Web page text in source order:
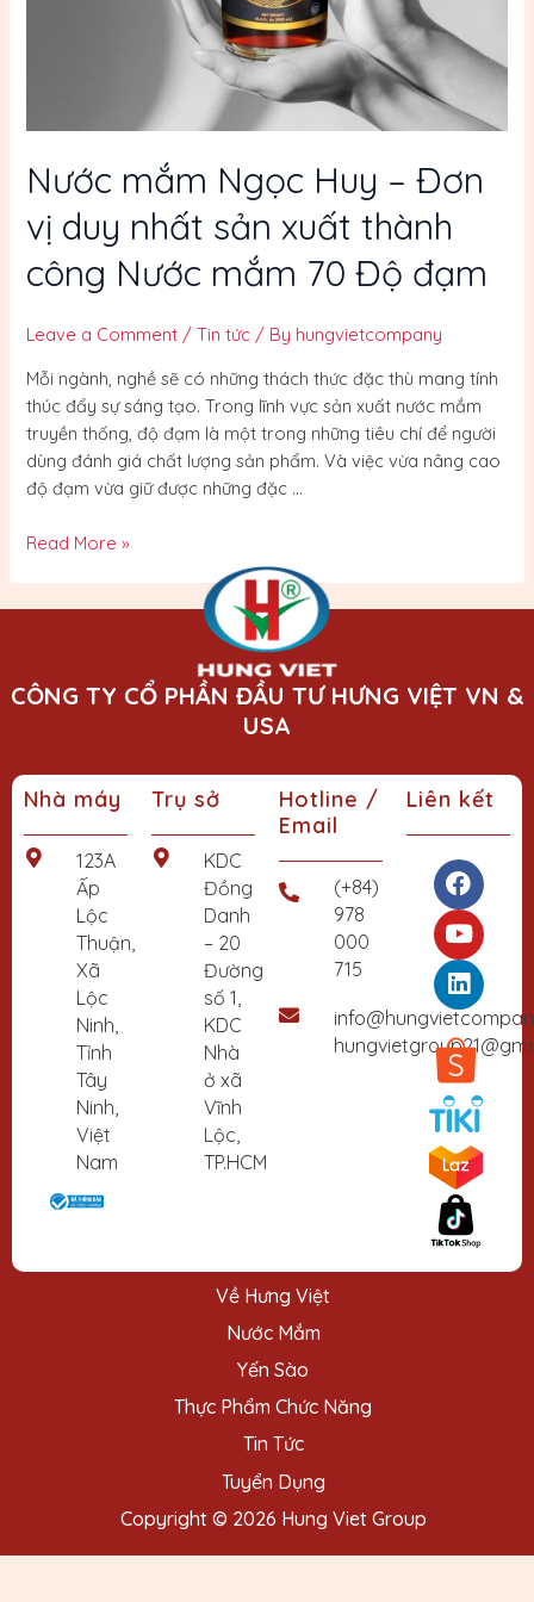
Nước mắm Ngọc Huy – Đơn
vị duy nhất sản xuất thành
công Nước mắm 70 Độ đạm
Leave a Comment /Tin tức / By hungvietcompany
Mỗi ngành, nghề sẽ có những thách thức đặc thù mang tính
thúc đẩy sự sáng tạo. Trong lĩnh vực sản xuất nước mắm
truyền thống, độ đạm là một trong những tiêu chí để người
dùng đánh giá chất lượng sản phẩm. Và việc vừa nâng cao
độ đạm vừa giữ được những đặc …
Read More »
CÔNG TY CỔ PHẦN ĐẦU TƯ HƯNG VIỆT VN &
USA
Nhà máy
123A
Ấp
Lộc
Thuận,
Xã
Lộc
Ninh,
Tỉnh
Tây
Ninh,
Việt
Nam
Trụ sở
KDC
Đồng
Danh
– 20
Đường
số 1,
KDC
Nhà
ở xã
Vĩnh
Lộc,
TP.HCM
Hotline /
Email
(+84)
978
000
715
Liên kết
F
a
c
e
b
o
o
k
Y
o
u
t
u
b
e
L
i
n
k
e
d
i
n
Về Hưng Việt
Nước Mắm
Yến Sào
Thực Phẩm Chức Năng
Tin Tức
Tuyển Dụng
Copyright © 2026 Hung Viet Group